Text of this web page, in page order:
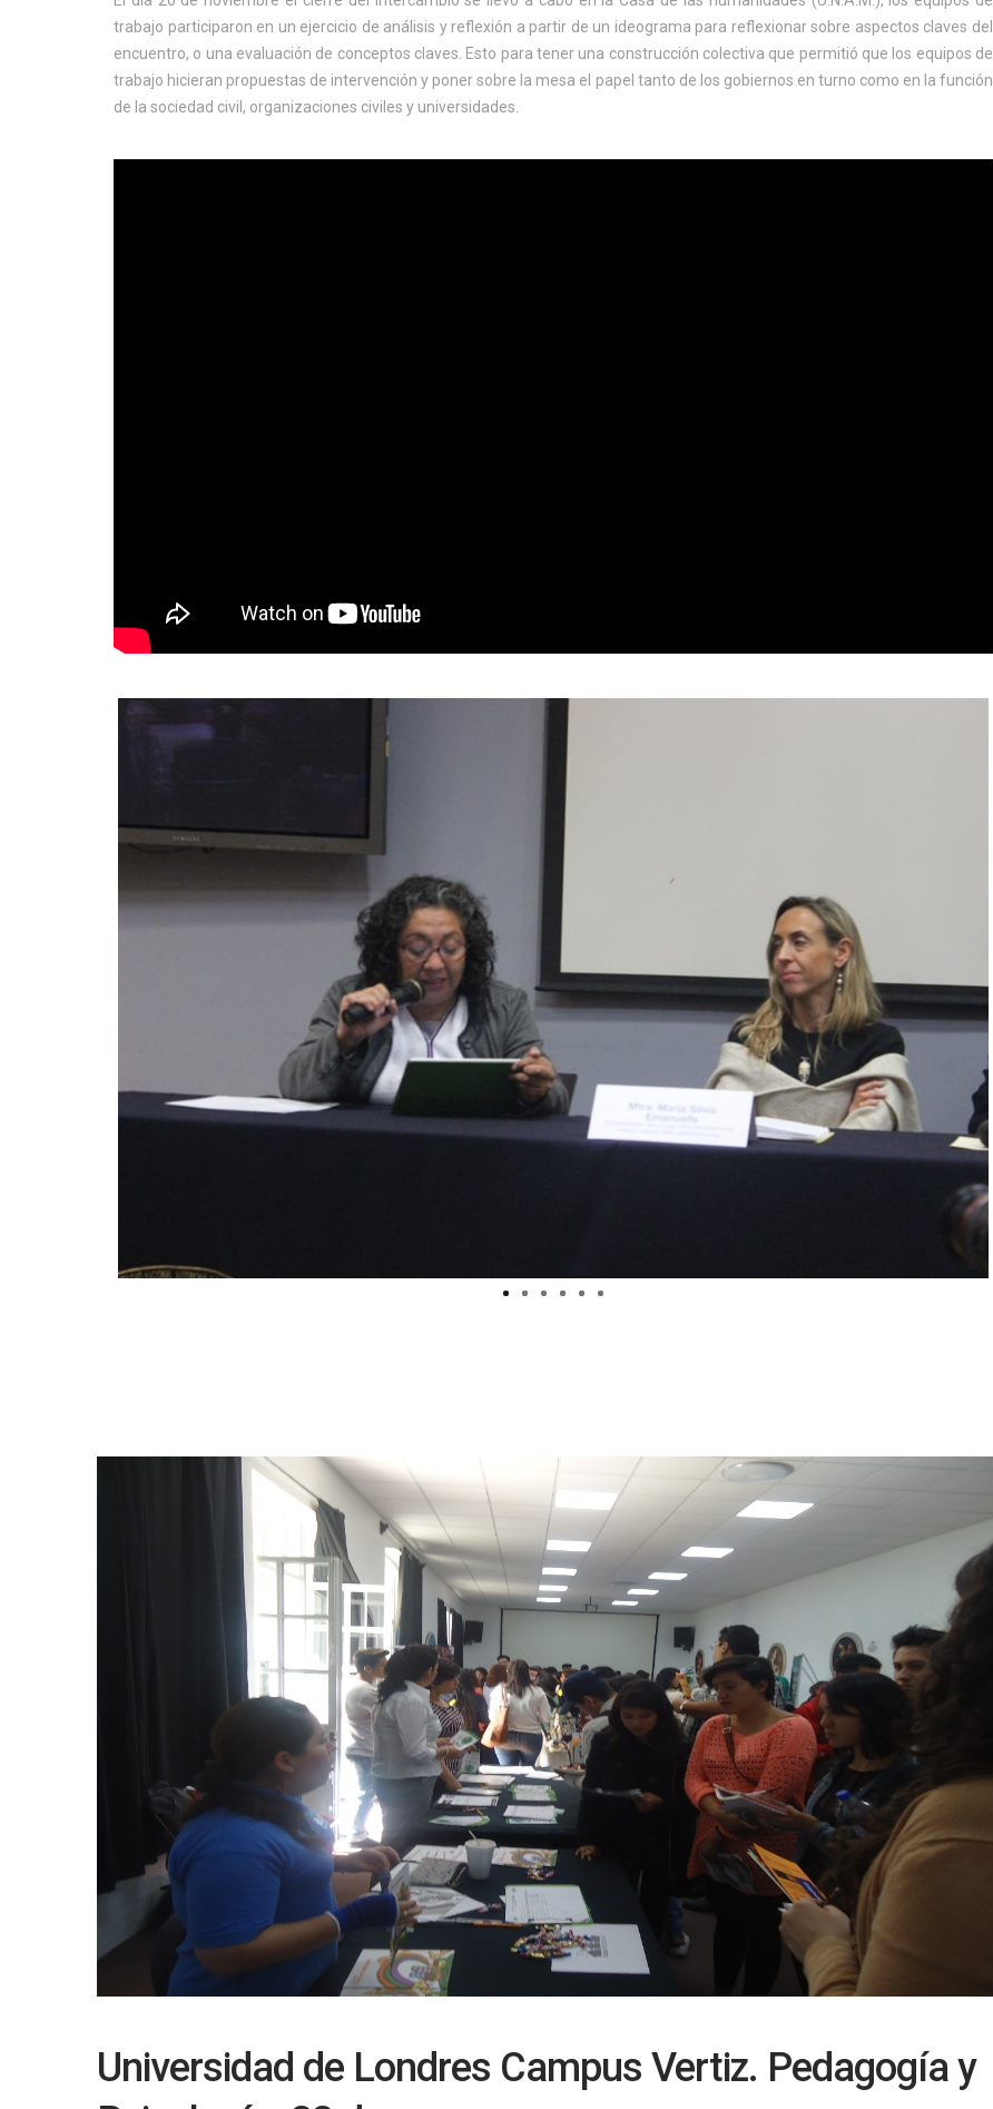
trabajo participaron en un ejercicio de análisis y reflexión a partir de un ideograma para reflexionar sobre aspectos claves del
encuentro, o una evaluación de conceptos claves. Esto para tener una construcción colectiva que permitió que los equipos de
trabajo hicieran propuestas de intervención y poner sobre la mesa el papel tanto de los gobiernos en turno como en la función
de la sociedad civil, organizaciones civiles y universidades.
Universidad de Londres Campus Vertiz. Pedagogía y